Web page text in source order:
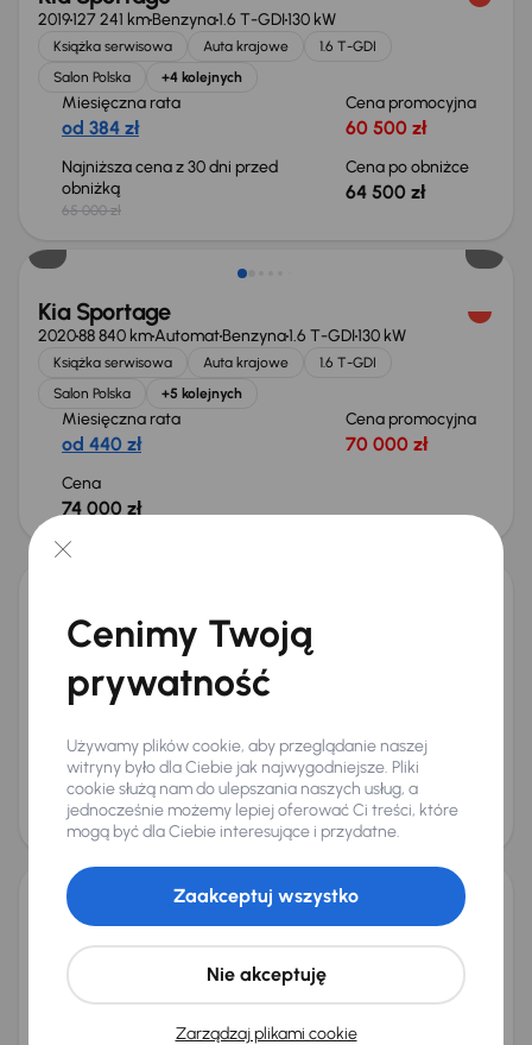
2019127 241 kmBenzyna1.6 T-GDI130 kW
Książka serwisowa Auta krajowe
1.6 T-GDI
Salon Polska
+4 kolejnych
Miesięczna rata
od 384 zł
Cena promocyjna
60 500 zł
Najniższa cena z 30 dni przed
obniżką
65 000 zł
Cena po obniżce
64 500 zł
Kia Sportage
202088 840 kmAutomatBenzyna1.6 T-GDI130 kW
Książka serwisowa Auta krajowe
1.6 T-GDI
Salon Polska
+5 kolejnych
Miesięczna rata
od 440 zł
Cena promocyjna
70 000 zł
Cena
74 000 zł
Kia Sportage
202184 266 km Automat Benzyna1.6 T-GDI
Książka serwisowa Auta krajowe
Salon Polska
od 476 zł 76 000 zł
Cena
80 000 zł
Możliwość odliczenia VAT
Kia Sportage
202450 589 kmBenzyna1.6 T-GDI110 kW
Od pierwszego właściciela
Książka serwisowa
Auta krajowe
1.6 T-GDI +7 kolejnych
Miesięczna rata Cena promocyjna
Cenimy Twoją
prywatność
Używamy plików cookie, aby przeglądanie naszej
witryny było dla Ciebie jak najwygodniejsze. Pliki
cookie służą nam do ulepszania naszych usług, a
jednocześnie możemy lepiej oferować Ci treści, które
mogą być dla Ciebie interesujące i przydatne.
Zarządzaj plikami cookie
Nie akceptuję
Zaakceptuj wszystko